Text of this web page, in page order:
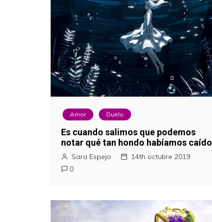
Amor Duelo
Es cuando salimos que podemos
notar qué tan hondo habíamos caído
Sara Espejo
14th octubre 2019
0